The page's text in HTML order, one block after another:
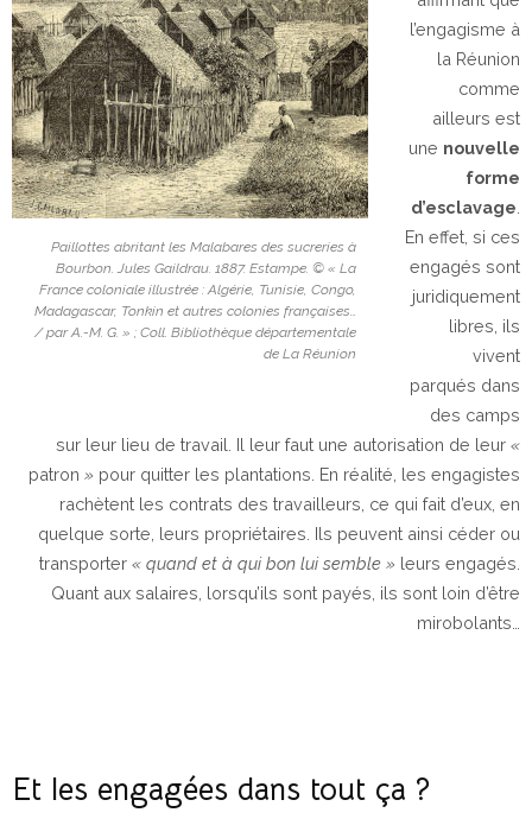
Paillottes abritant les Malabares des sucreries à
Bourbon. Jules Gaildrau. 1887. Estampe. © « La
France coloniale illustrée : Algérie, Tunisie, Congo,
Madagascar, Tonkin et autres colonies françaises…
/ par A.-M. G. » ; Coll. Bibliothèque départementale
de La Réunion
l’engagisme à
la Réunion
comme
ailleurs est
une nouvelle
forme
d’esclavage
En effet, si ces
engagés sont
juridiquement
libres, ils
vivent
parqués dans
des camps
sur leur lieu de travail. Il leur faut une autorisation de leur «
patron » pour quitter les plantations. En réalité, les engagistes
rachètent les contrats des travailleurs, ce qui fait d’eux, en
quelque sorte, leurs propriétaires. Ils peuvent ainsi céder ou
transporter « quand et à qui bon lui semble » leurs engagés.
Quant aux salaires, lorsqu’ils sont payés, ils sont loin d’être
mirobolants…
Et les engagées dans tout ça ?